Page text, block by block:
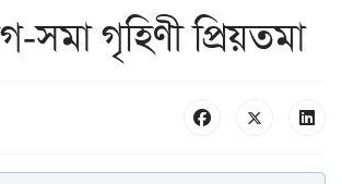
সমা গৃহিণী প্রিয়তমা